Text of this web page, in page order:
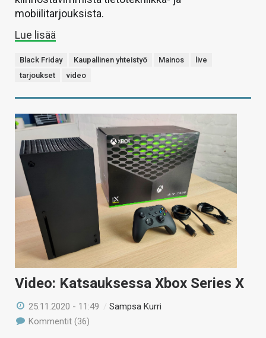
mobiilitarjouksista.
Lue lisää
Black Friday Kaupallinen yhteistyö Mainos
live
tarjoukset
video
Video: Katsauksessa Xbox Series X
25.11.2020 - 11:49 /Sampsa Kurri
Kommentit (36)